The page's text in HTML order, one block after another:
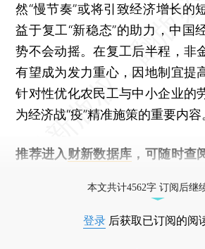
然“慢节奏”或将引致经济增长的
益于复工“新稳态”的助力，中国
势不会动摇。在复工后半程，非
有望成为发力重心，因地制宜提
针对性优化农民工与中小企业的
为经济战“疫”精准施策的重要内容
推荐进入 财新数据库 ，可随时查
本文共计4562字 订阅后继
登录 后获取已订阅的阅